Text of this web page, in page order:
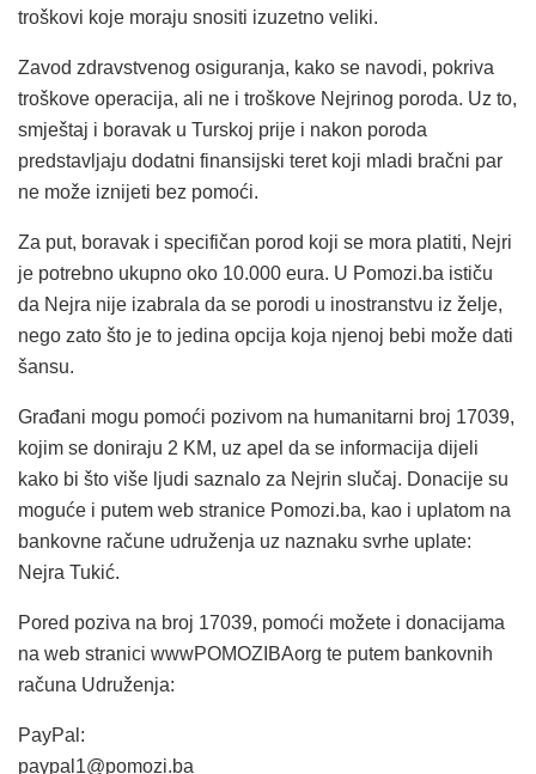
troškovi koje moraju snositi izuzetno veliki.
Zavod zdravstvenog osiguranja, kako se navodi, pokriva
troškove operacija, ali ne i troškove Nejrinog poroda. Uz to,
smještaj i boravak u Turskoj prije i nakon poroda
predstavljaju dodatni finansijski teret koji mladi bračni par
ne može iznijeti bez pomoći.
Za put, boravak i specifičan porod koji se mora platiti, Nejri
je potrebno ukupno oko 10.000 eura. U Pomozi.ba ističu
da Nejra nije izabrala da se porodi u inostranstvu iz želje,
nego zato što je to jedina opcija koja njenoj bebi može dati
šansu.
Građani mogu pomoći pozivom na humanitarni broj 17039,
kojim se doniraju 2 KM, uz apel da se informacija dijeli
kako bi što više ljudi saznalo za Nejrin slučaj. Donacije su
moguće i putem web stranice Pomozi.ba, kao i uplatom na
bankovne račune udruženja uz naznaku svrhe uplate:
Nejra Tukić.
Pored poziva na broj 17039, pomoći možete i donacijama
na web stranici wwwPOMOZIBAorg te putem bankovnih
računa Udruženja:
PayPal:
paypal1@pomozi.ba